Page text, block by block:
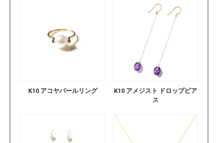
K10 アコヤパールリング
K10 アメジスト ドロップピア
ス